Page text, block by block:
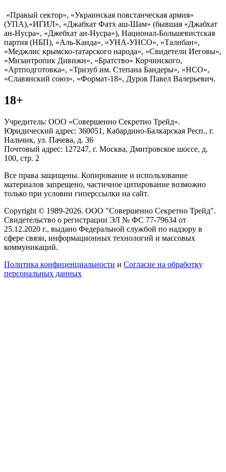
«Правый сектор», «Украинская повстанческая армия»
(УПА),«ИГИЛ», «Джабхат Фатх аш-Шам» (бывшая «Джабхат
ан-Нусра», «Джебхат ан-Нусра»), Национал-Большевистская
партия (НБП), «Аль-Каида», «УНА-УНСО», «Талибан»,
«Меджлис крымско-татарского народа», «Свидетели Иеговы»,
«Мизантропик Дивижн», «Братство» Корчинского,
«Артподготовка», «Тризуб им. Степана Бандеры», «НСО»,
«Славянский союз», «Формат-18», Дуров Павел Валерьевич.
18+
Учредитель: ООО «Совершенно Секретно Трейд».
Юридический адрес: 360051, Кабардино-Балкарская Респ., г.
Нальчик, ул. Пачева, д. 36
Почтовый адрес: 127247, г. Москва, Дмитровское шоссе, д.
100, стр. 2
Все права защищены. Копирование и использование
материалов запрещено, частичное цитирование возможно
только при условии гиперссылки на сайт.
Copyright © 1989-2026. ООО "Совершенно Секретно Трейд".
Свидетельство о регистрации ЭЛ № ФС 77-79634 от
25.12.2020 г., выдано Федеральной службой по надзору в
сфере связи, информационных технологий и массовых
коммуникаций.
Политика конфиценциальности и Согласие на обработку
персональных данных